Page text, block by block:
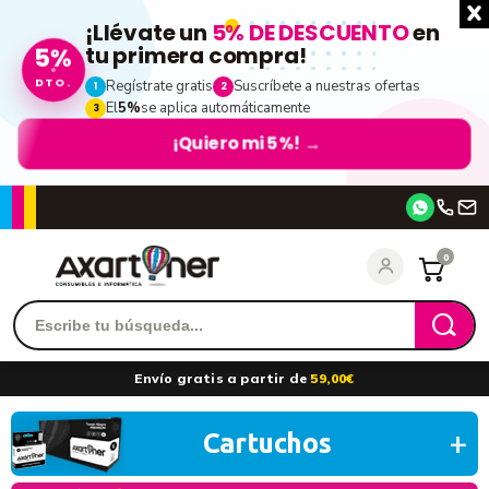
5%
DTO.
¡Llévate un 5% DE DESCUENTOen
tu primera compra!
1 Regístrate gratis 2 Suscríbete a nuestras ofertas
3 El5%se aplica automáticamente
¡Quiero mi 5%! →
entrar
0
Envío gratis a partir de 59,00€
Cartuchos